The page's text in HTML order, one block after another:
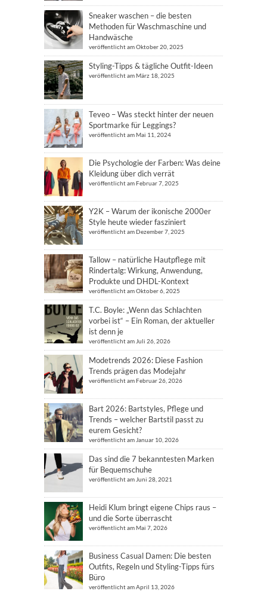
Sneaker waschen – die besten
Methoden für Waschmaschine und
Handwäsche
veröffentlicht am Oktober 20, 2025
Styling-Tipps & tägliche Outfit-Ideen
veröffentlicht am März 18, 2025
Teveo – Was steckt hinter der neuen
Sportmarke für Leggings?
veröffentlicht am Mai 11, 2024
Die Psychologie der Farben: Was deine
Kleidung über dich verrät
veröffentlicht am Februar 7, 2025
Y2K – Warum der ikonische 2000er
Style heute wieder fasziniert
veröffentlicht am Dezember 7, 2025
Tallow – natürliche Hautpflege mit
Rindertalg: Wirkung, Anwendung,
Produkte und DHDL-Kontext
veröffentlicht am Oktober 6, 2025
T.C. Boyle: „Wenn das Schlachten
vorbei ist“ – Ein Roman, der aktueller
ist denn je
veröffentlicht am Juli 26, 2026
Modetrends 2026: Diese Fashion
Trends prägen das Modejahr
veröffentlicht am Februar 26, 2026
Bart 2026: Bartstyles, Pflege und
Trends – welcher Bartstil passt zu
eurem Gesicht?
veröffentlicht am Januar 10, 2026
Das sind die 7 bekanntesten Marken
für Bequemschuhe
veröffentlicht am Juni 28, 2021
Heidi Klum bringt eigene Chips raus –
und die Sorte überrascht
veröffentlicht am Mai 7, 2026
Business Casual Damen: Die besten
Outfits, Regeln und Styling-Tipps fürs
Büro
veröffentlicht am April 13, 2026